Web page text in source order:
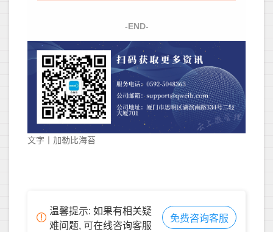
-END-
文字丨加勒比海苔
温馨提示: 如果有相关疑
难问题, 可在线咨询客服
免费咨询客服